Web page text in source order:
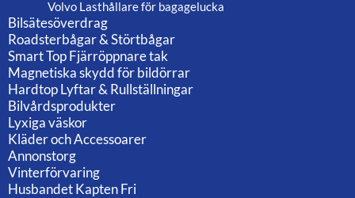
Volvo Lasthållare för bagagelucka
Bilsätesöverdrag
Roadsterbågar & Störtbågar
Smart Top Fjärröppnare tak
Magnetiska skydd för bildörrar
Hardtop Lyftar & Rullställningar
Bilvårdsprodukter
Lyxiga väskor
Kläder och Accessoarer
Annonstorg
Vinterförvaring
Husbandet Kapten Fri